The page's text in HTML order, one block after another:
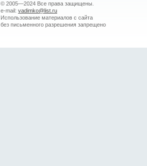
© 2005—2024 Все права защищены.
e-mail: vadimko@list.ru
Использование материалов с сайта
без письменного разрешения запрещено